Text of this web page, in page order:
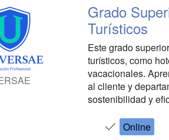
Grado
Turísticos
Este grado
turísticos, como
vacacionales.
al cliente y
sostenibilidad y
Online